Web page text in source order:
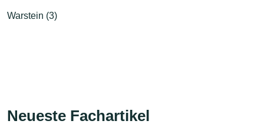
Warstein (3)
Neueste Fachartikel